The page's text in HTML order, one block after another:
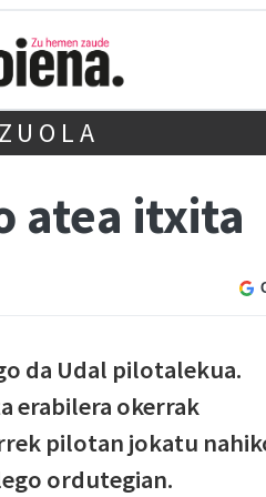
atea itxita
da Udal pilotalekua.
erabilera okerrak
pilotan jokatu
ordutegian.